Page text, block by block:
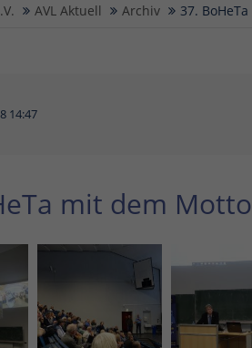
AVL Aktuell Archiv 37.
14:47
mit dem